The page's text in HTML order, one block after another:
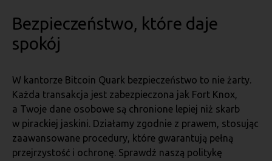
Bezpieczeństwo, które daje
spokój
W kantorze Bitcoin Quark bezpieczeństwo to nie żarty.
Każda transakcja jest zabezpieczona jak Fort Knox,
a Twoje dane osobowe są chronione lepiej niż skarb
w pirackiej jaskini. Działamy zgodnie z prawem, stosując
zaawansowane procedury, które gwarantują pełną
przejrzystość i ochronę. Sprawdź naszą politykę